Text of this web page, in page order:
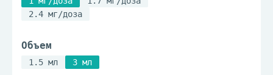
2.4 мг/доза
Объем
1.5 мл 3 мл